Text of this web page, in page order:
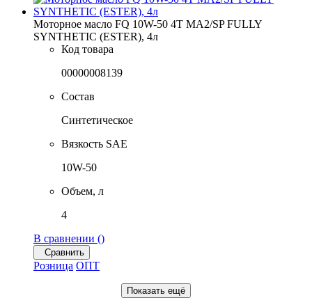
Моторное масло FQ 10W-50 4T MA2/SP FULLY
SYNTHETIC (ESTER), 4л
Код товара
00000008139
Состав
Синтетическое
Вязкость SAE
10W-50
Объем, л
4
В сравнении ()
Сравнить
Розница ОПТ
Показать ещё